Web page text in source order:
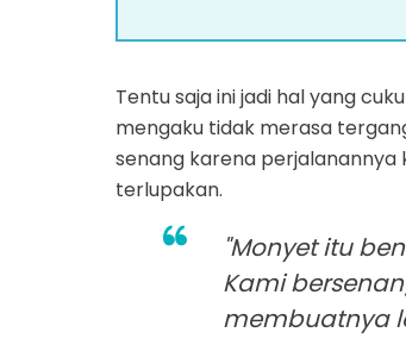
Tentu saja ini jadi hal yang
mengaku tidak merasa
senang karena perjalanannya
terlupakan.
"Monyet itu
Kami
membuatnya